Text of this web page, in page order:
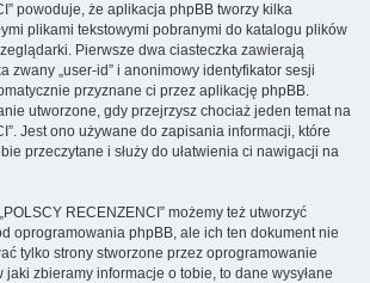
powoduje, że aplikacja phpBB tworzy kilka
plikami tekstowymi pobranymi do katalogu plików
Pierwsze dwa ciasteczka zawierają
zwany „user-id” i anonimowy identyfikator sesji
przyznane ci przez aplikację phpBB.
utworzone, gdy przejrzysz chociaż jeden temat na
Jest ono używane do zapisania informacji, które
przeczytane i służy do ułatwienia ci nawigacji na
RECENZENCI” możemy też utworzyć
oprogramowania phpBB, ale ich ten dokument nie
tylko strony stworzone przez oprogramowanie
zbieramy informacje o tobie, to dane wysyłane